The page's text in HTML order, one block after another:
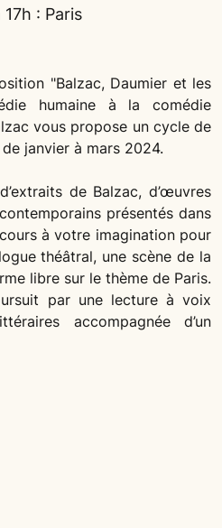
: Paris
"Balzac, Daumier et les
humaine à la comédie
vous propose un cycle de
janvier à mars 2024.
de Balzac, d’œuvres
présentés dans
à votre imagination pour
théâtral, une scène de la
libre sur le thème de Paris.
par une lecture à voix
accompagnée d’un